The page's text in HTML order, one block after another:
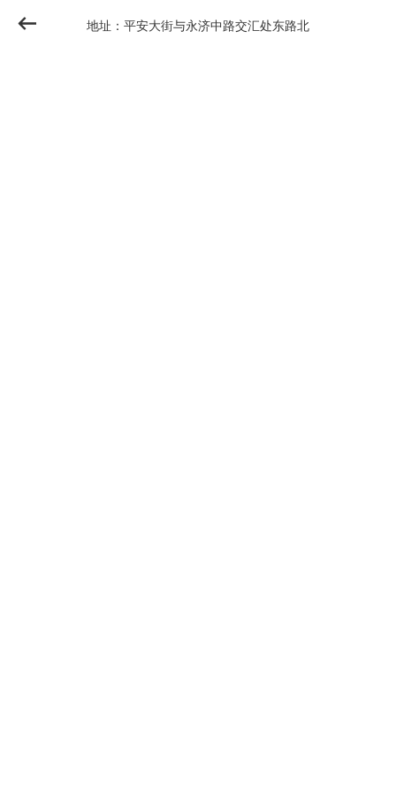
地址：平安大街与永济中路交汇处东路北